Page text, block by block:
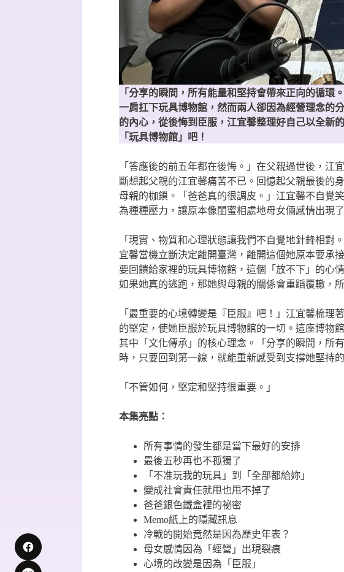
「分享的瞬間，所有能量和堅持會帶來正向的循
一肩扛下玩具博物館，然而兩人卻因為經營理念的
的內心，從後悔到臣服，江宜馨整理好自己以全新
「玩具博物館」吧！
「答應後的前五年都在後悔。」在父親過世後，
斷想起父親的江宜馨痛苦不已。回憶起父親最後的
母親的枷鎖。「爸爸真的很調皮。」江宜馨不自覺
為種種壓力，讓原本像閨蜜相處地母女倆感情出現
「現實、物質和心理狀態讓我們不自覺地針鋒相
宜馨當機立斷決定離開臺灣，離開這個她原本要承
要回饋給家裡的玩具博物館，這個「放不下」的心
如果她真的逃跑，那她與母親的關係會重蹈覆轍，
「最重要的心境轉變是『臣服』吧！」江宜馨梳
的堅定，使她臣服於玩具博物館的一切。這座博物
其中「文化傳承」的核心理念。「分享的瞬間，所
時，只要回到第一線，就能重新感受到支撐她堅持
「不管如何，堅定和堅持很重要。」
本集亮點：
所有事情的發生都是當下最好的安排
最後五秒再也不孤獨了
「不准玩我的玩具」到「全部都給妳」
變成社會責任就甩也甩不掉了
爸爸銀色鐵盒裡的祕密
Memo紙上的隱藏訊息
冷戰的開始竟然是因為歷史年表？
母女感情因為「經營」出現裂痕
心境的改變是因為「臣服」